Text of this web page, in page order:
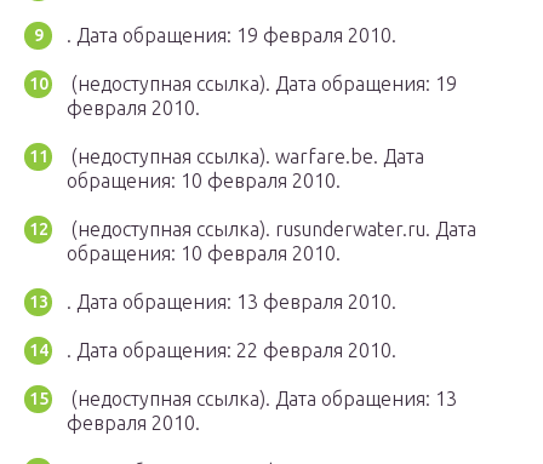
. Дата обращения: 19 февраля 2010.
(недоступная ссылка). Дата обращения: 19
февраля 2010.
(недоступная ссылка). warfare.be. Дата
обращения: 10 февраля 2010.
(недоступная ссылка). rusunderwater.ru. Дата
обращения: 10 февраля 2010.
. Дата обращения: 13 февраля 2010.
. Дата обращения: 22 февраля 2010.
(недоступная ссылка). Дата обращения: 13
февраля 2010.